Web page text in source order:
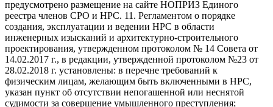
предусмотрено размещение на сайте НОПРИЗ Единого
реестра членов СРО и НРС. 11. Регламентом о порядке
создания, эксплуатации и ведении НРС в области
инженерных изысканий и архитектурно-строительного
проектирования, утвержденном протоколом № 14 Совета от
14.02.2017 г., в редакции, утвержденной протоколом №23 от
28.02.2018 г. установлены: в перечне требований к
физическим лицам, желающим быть включенными в НРС,
указан пункт об отсутствии непогашенной или неснятой
судимости за совершение умышленного преступления;